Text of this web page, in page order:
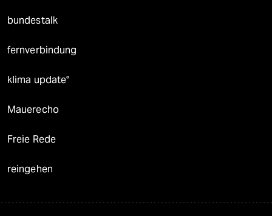
bundestalk
fernverbindung
klima update°
Mauerecho
Freie Rede
reingehen